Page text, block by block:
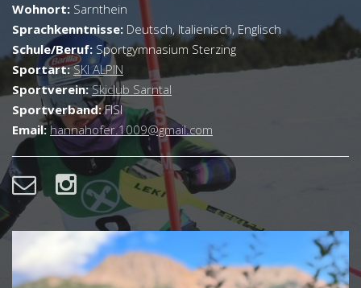
Wohnort: Sarnthein
Sprachkenntnisse: Deutsch, Italienisch, Englisch
Schule/Beruf: Sportgymnasium Sterzing
Sportart: SKI ALPIN
Sportverein: Skiclub Sarntal
Sportverband:FISI
Email: hannahofer.1009@gmail.com